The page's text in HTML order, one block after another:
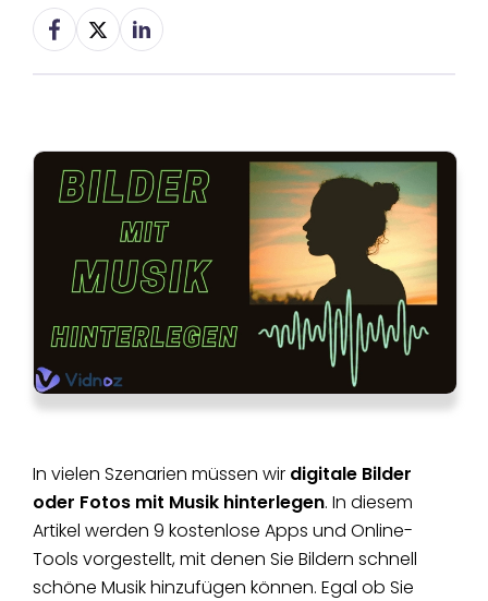
In vielen Szenarien müssen wir digitale Bilder
oder Fotos mit Musik hinterlegen. In diesem
Artikel werden 9 kostenlose Apps und Online-
Tools vorgestellt, mit denen Sie Bildern schnell
schöne Musik hinzufügen können. Egal ob Sie